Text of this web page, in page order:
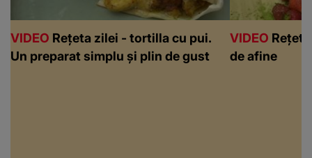
VIDEO Rețeta zilei - tortilla cu pui.
Un preparat simplu și plin de gust
VIDEO
de afine